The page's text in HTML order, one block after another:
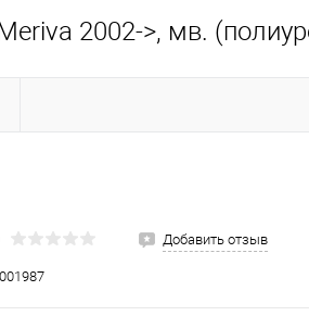
2002->, мв.
Добавить отзыв